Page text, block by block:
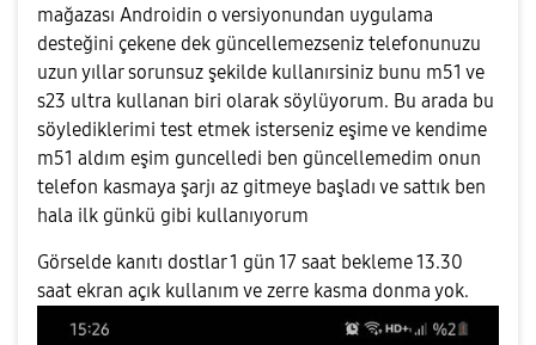
mağazası Androidin o versiyonundan uygulama
desteğini çekene dek güncellemezseniz telefonunuzu
uzun yıllar sorunsuz şekilde kullanırsiniz bunu m51 ve
s23 ultra kullanan biri olarak söylüyorum. Bu arada bu
söylediklerimi test etmek isterseniz eşime ve kendime
m51 aldım eşim guncelledi ben güncellemedim onun
telefon kasmaya şarjı az gitmeye başladı ve sattık ben
hala ilk günkü gibi kullanıyorum
Görselde kanıtı dostlar 1 gün 17 saat bekleme 13.30
saat ekran açık kullanım ve zerre kasma donma yok.